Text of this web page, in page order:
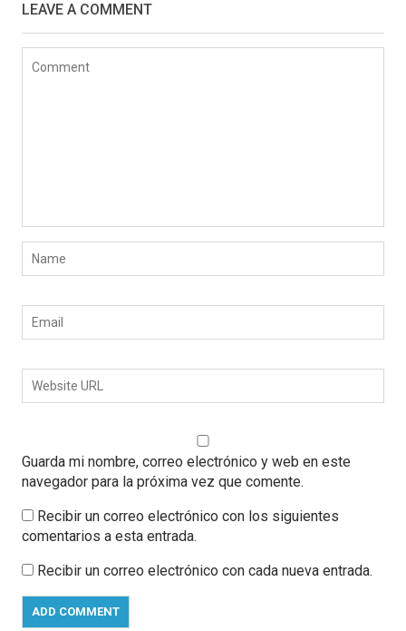
LEAVE A COMMENT
Guarda mi nombre, correo electrónico y web en este
navegador para la próxima vez que comente.
Recibir un correo electrónico con los siguientes
comentarios a esta entrada.
Recibir un correo electrónico con cada nueva entrada.